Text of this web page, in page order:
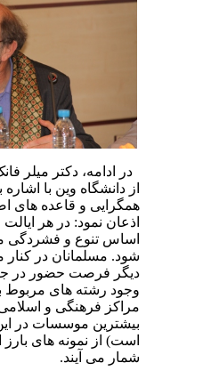
در ادامه، دکتر میلر
از دانشگاه وین با
همگرایی و قاعده های
اذعان نمود: در هر
اساس تنوع و فشردگی
شود. مسلمانان در کنار
دیگر فرصت حضور در
وجود رشته های مربوط
مراکز فرهنگی و اسلامی
بیشترین موسسات در
است) از نمونه های بارز
شمار می آیند.